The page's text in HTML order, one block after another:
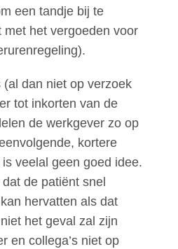
een tandje bij te
met het vergoeden voor
dan niet op verzoek
tot inkorten van de
de werkgever zo op
kortere
veelal geen goed idee.
de patiënt snel
hervatten als dat
het geval zal zijn
en collega’s niet op